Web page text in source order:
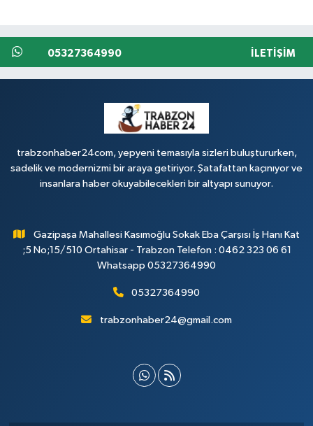
05327364990 İLETIŞIM
trabzonhaber24com, yepyeni temasıyla sizleri buluştururken,
sadelik ve modernizmi bir araya getiriyor. Şatafattan kaçınıyor ve
insanlara haber okuyabilecekleri bir altyapı sunuyor.
Gazipaşa Mahallesi Kasımoğlu Sokak Eba Çarşısı İş Hanı Kat
;5 No;15/510 Ortahisar - Trabzon Telefon : 0462 323 06 61
Whatsapp 05327364990
05327364990
trabzonhaber24@gmail.com